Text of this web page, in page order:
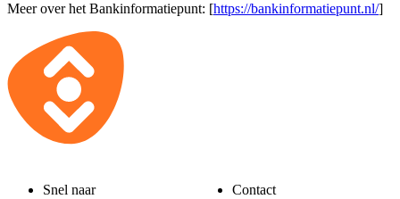
Meer over het Bankinformatiepunt: [https://bankinformatiepunt.nl/]
Snel naar Contact